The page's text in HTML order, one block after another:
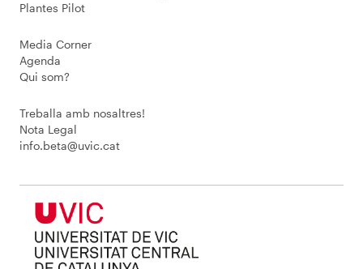
Plantes Pilot
Media Corner
Agenda
Qui som?
Treballa amb nosaltres!
Nota Legal
info.beta@uvic.cat